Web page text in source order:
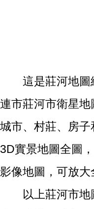
這是莊河地
連市莊河市衛星地
城市、村莊、房
3D實景地圖全圖
影像地圖，可放大
以上莊河市